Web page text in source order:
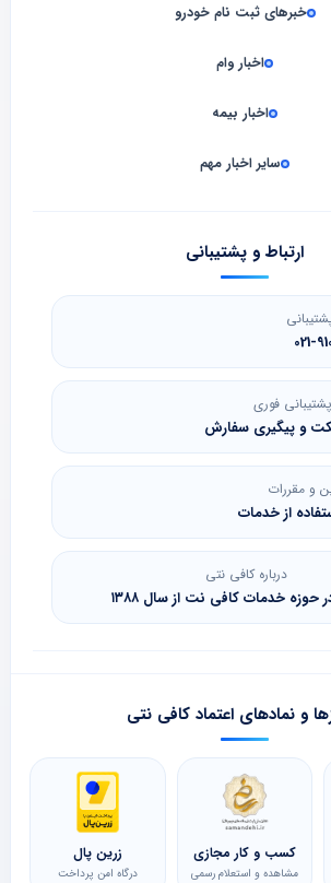
خبرهای ثبت نام خودرو
اخبار وام
اخبار بیمه
سایر اخبار مهم
ارتباط و پشتیبانی
021-
پشتیبانی فوری
و پیگیری سفارش
و مقررات
از خدمات
درباره کافی نتی
حوزه خدمات کافی نت از سال ۱۳۸۸
و نمادهای اعتماد کافی نتی
کسب و کار مجازی
مشاهده و استعلام رسمی
زرین پال
درگاه امن پرداخت